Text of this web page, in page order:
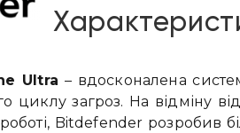
Ultra – вдосконалена
циклу загроз. На відміну
Bitdefender розробив